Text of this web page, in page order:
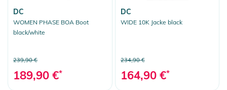
DC
WOMEN PHASE BOA Boot
black/white
239,90 €
189,90 €*
DC
WIDE 10K Jacke black
234,90 €
164,90 €*